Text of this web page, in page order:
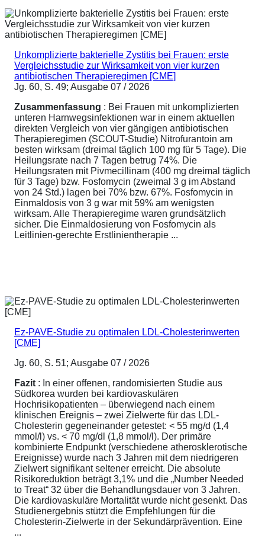
Unkomplizierte bakterielle Zystitis bei Frauen: erste
Vergleichsstudie zur Wirksamkeit von vier kurzen
antibiotischen Therapieregimen [CME]
Jg. 60, S. 49; Ausgabe 07 / 2026
Zusammenfassung : Bei Frauen mit unkomplizierten
unteren Harnwegsinfektionen war in einem aktuellen
direkten Vergleich von vier gängigen antibiotischen
Therapieregimen (SCOUT-Studie) Nitrofurantoin am
besten wirksam (dreimal täglich 100 mg für 5 Tage). Die
Heilungsrate nach 7 Tagen betrug 74%. Die
Heilungsraten mit Pivmecillinam (400 mg dreimal täglich
für 3 Tage) bzw. Fosfomycin (zweimal 3 g im Abstand
von 24 Std.) lagen bei 70% bzw. 67%. Fosfomycin in
Einmaldosis von 3 g war mit 59% am wenigsten
wirksam. Alle Therapieregime waren grundsätzlich
sicher. Die Einmaldosierung von Fosfomycin als
Leitlinien-gerechte Erstlinientherapie ...
Ez-PAVE-Studie zu optimalen LDL-Cholesterinwerten
[CME]
Jg. 60, S. 51; Ausgabe 07 / 2026
Fazit : In einer offenen, randomisierten Studie aus
Südkorea wurden bei kardiovaskulären
Hochrisikopatienten – überwiegend nach einem
klinischen Ereignis – zwei Zielwerte für das LDL-
Cholesterin gegeneinander getestet: < 55 mg/d (1,4
mmol/l) vs. < 70 mg/dl (1,8 mmol/l). Der primäre
kombinierte Endpunkt (verschiedene atherosklerotische
Ereignisse) wurde nach 3 Jahren mit dem niedrigeren
Zielwert signifikant seltener erreicht. Die absolute
Risikoreduktion beträgt 3,1% und die „Number Needed
to Treat“ 32 über die Behandlungsdauer von 3 Jahren.
Die kardiovaskuläre Mortalität wurde nicht gesenkt. Das
Studienergebnis stützt die Empfehlungen für die
Cholesterin-Zielwerte in der Sekundärprävention. Eine
...